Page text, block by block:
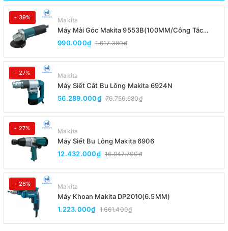
- 39% Makita
Máy Mài Góc Makita 9553B(100MM/Công Tắc
Đuôi)
990.000₫ 1.617.380₫
- 27% Makita
Máy Siết Cắt Bu Lông Makita 6924N
56.289.000₫ 76.756.680₫
- 27% Makita
Máy Siết Bu Lông Makita 6906
12.432.000₫ 16.947.700₫
- 26% Makita
Máy Khoan Makita DP2010(6.5MM)
1.223.000₫ 1.661.400₫